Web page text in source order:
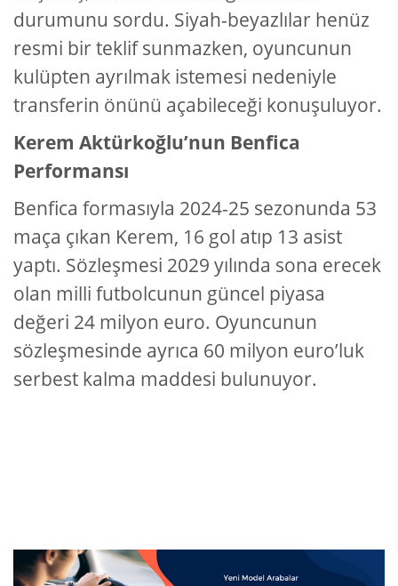
durumunu sordu. Siyah-beyazlılar henüz
resmi bir teklif sunmazken, oyuncunun
kulüpten ayrılmak istemesi nedeniyle
transferin önünü açabileceği konuşuluyor.
Kerem Aktürkoğlu’nun Benfica
Performansı
Benfica formasıyla 2024-25 sezonunda 53
maça çıkan Kerem, 16 gol atıp 13 asist
yaptı. Sözleşmesi 2029 yılında sona erecek
olan milli futbolcunun güncel piyasa
değeri 24 milyon euro. Oyuncunun
sözleşmesinde ayrıca 60 milyon euro’luk
serbest kalma maddesi bulunuyor.